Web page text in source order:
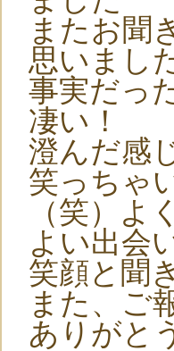
またお聞
思いまし
事実だっ
凄い！
澄んだ感
笑っちゃ
（笑）よ
よい出会
笑顔と聞
また、ご
ありがと